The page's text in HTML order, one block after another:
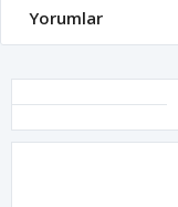
Yorumlar